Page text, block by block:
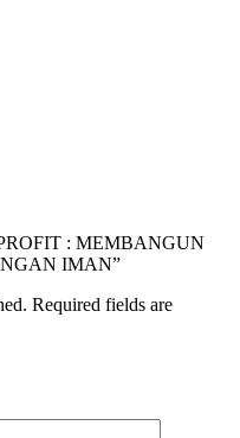
: MEMBANGUN
IMAN”
Required fields are